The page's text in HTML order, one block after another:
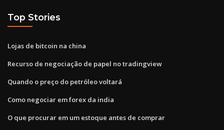
Top Stories
Lojas de bitcoin na china
Recurso de negociação de papel no tradingview
Quando o preço do petróleo voltará
Como negociar em forex da india
O que procurar em um estoque antes de comprar